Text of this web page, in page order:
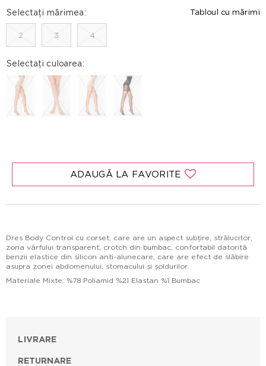
Selectați mărimea: Tabloul cu mărimi
2 3 4
Selectați culoarea:
ADAUGĂ LA FAVORITE
Dres Body Control cu ​​corset, care are un aspect subțire, strălucitor,
zona vârfului transparent, crotch din bumbac, confortabil datorită
benzii elastice din silicon anti-alunecare, care are efect de slăbire
asupra zonei abdomenului, stomacului și șoldurilor.
Materiale Mixte: %78 Poliamid %21 Elastan %1 Bumbac
LIVRARE
RETURNARE